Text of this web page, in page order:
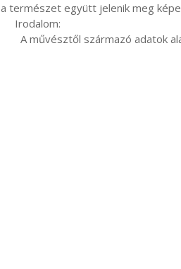
a természet együtt jelenik meg
A művésztől származó adatok